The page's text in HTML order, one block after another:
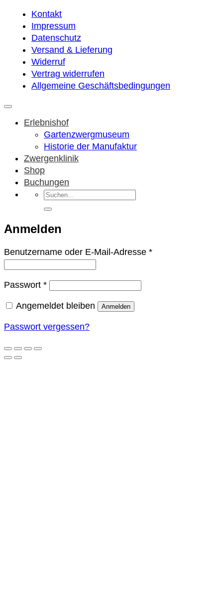
Kontakt
Impressum
Datenschutz
Versand & Lieferung
Widerruf
Vertrag widerrufen
Allgemeine Geschäftsbedingungen
Erlebnishof
Gartenzwergmuseum
Historie der Manufaktur
Zwergenklinik
Shop
Buchungen
Suchen
nach:
Anmelden
Benutzername oder E-Mail-Adresse *Erforderlich
Passwort *Erforderlich
Angemeldet bleiben Anmelden
Passwort vergessen?